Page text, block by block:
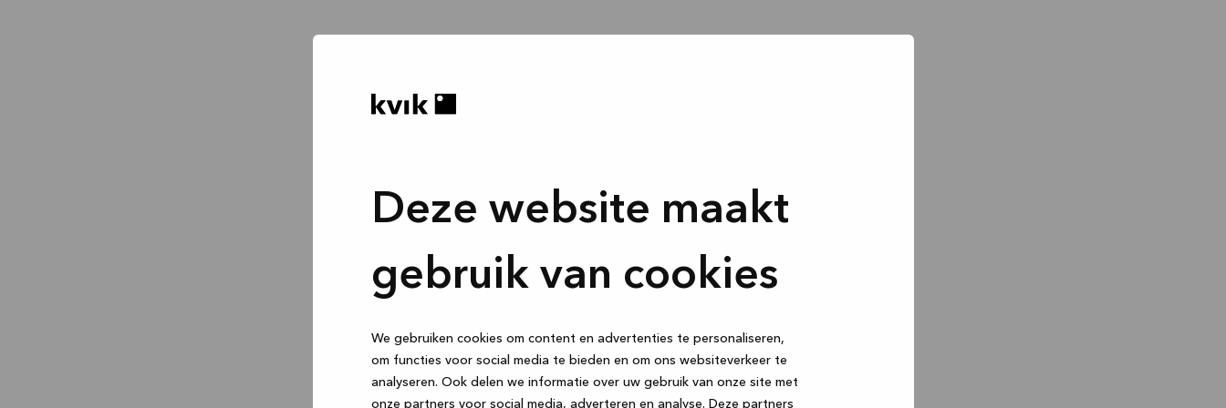
Deze website maakt
gebruik van cookies
We gebruiken cookies om content en advertenties te personaliseren,
om functies voor social media te bieden en om ons websiteverkeer te
analyseren. Ook delen we informatie over uw gebruik van onze site met
onze partners voor social media, adverteren en analyse. Deze partners